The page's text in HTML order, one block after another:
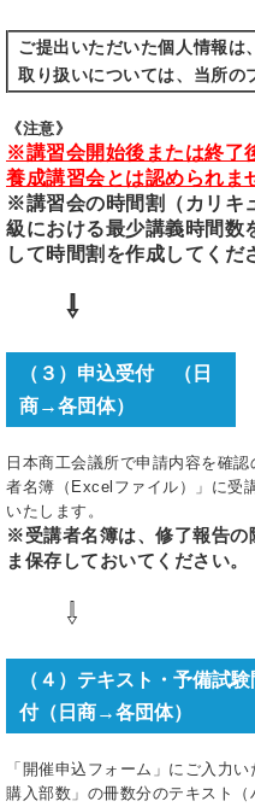
ご提出いただいた個人情報は
取り扱いについては、当所の
《注意》
※講習会開始後または終了
養成講習会とは認められま
※講習会の時間割（カリキ
級における最少講義時間数
して時間割を作成してくだ
⇩
（３）申込受付 （日
商→各団体）
日本商工会議所で申請内容を確
者名簿（Excelファイル）」に受
いたします。
※受講者名簿は、修了報告の
ま保存しておいてください。
⇩
（４）テキスト・予備試
付（日商→各団体）
「開催申込フォーム」にご入力
購入部数」の冊数分のテキスト